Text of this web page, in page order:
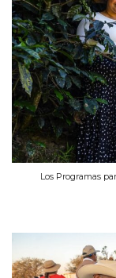
Los Programas